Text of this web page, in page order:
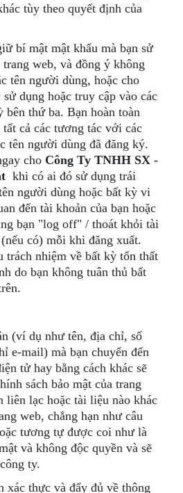
tùy theo quyết định của
bí mật mật khẩu mà bạn sử
web, và đồng ý không
tên người dùng, hoặc cho
dụng hoặc truy cập vào các
bên thứ ba. Bạn hoàn toàn
cả các tương tác với các
tên người dùng đã đăng ký.
cho Công Ty TNHH SX -
khi có ai đó sử dụng trái
người dùng hoặc bất kỳ vi
đến tài khoản của bạn hoặc
bạn "log off" / thoát khỏi tài
có) mỗi khi đăng xuất.
trách nhiệm về bất kỳ tổn thất
do bạn không tuân thủ bất
(ví dụ như tên, địa chỉ, số
e-mail) mà bạn chuyển đến
tử hay bằng cách khác sẽ
sách bảo mật của trang
liên lạc hoặc tài liệu nào khác
web, chẳng hạn như câu
tương tự được coi như là
và không độc quyền và sẽ
ty.
xác thực và đẩy đủ về thông